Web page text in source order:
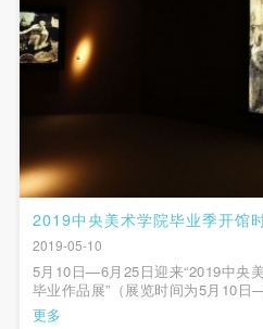
2019中央美术学院毕业季开馆
2019-05-10
5月10日—6月25日迎来“2019中央
毕业作品展”（展览时间为5月10日
作品展”（展览时间为6月6日—6月
更多
可使用雅昌艺术网
（1）、本协议未尽事宜，经
本协议的补充协议，并不得
（2）、本协议自甲乙双方
起生效。
（3）、本协议包括纸质档
份，甲乙双方各执一份，均
活动参与者意味着接受并承
同意者意味着放弃参加此次
活动前，必须事先与自己的
意，同时知晓并同意本免责
（1）、本协议未尽事宜，经
本协议的补充协议，并不得
（2）、本协议自甲乙双方
起生效。
（3）、本协议包括纸质档
份，甲乙双方各执一份，均
活动参与者意味着接受并承
同意者意味着放弃参加此次
活动前，必须事先与自己的
意，同时知晓并同意本免责
（1）、本协议未尽事宜，经
本协议的补充协议，并不得
（2）、本协议自甲乙双方
起生效。
（3）、本协议包括纸质档
份，甲乙双方各执一份，均
活动参与者意味着接受并承
同意者意味着放弃参加此次
活动前，必须事先与自己的
意，同时知晓并同意本免责